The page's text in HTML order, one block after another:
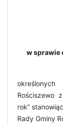
w sprawie
Rościszewo
rok”
Rady Gminy